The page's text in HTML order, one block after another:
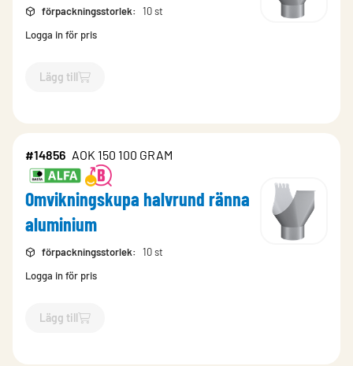
förpackningsstorlek:
10 st
Logga in för pris
Lägg till
`$Lägg till
#14856 AOK 150 100 GRAM
Omvikningskupa halvrund ränna
aluminium
förpackningsstorlek:
10 st
Logga in för pris
Lägg till
`$Lägg till